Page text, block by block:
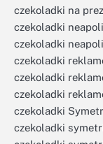
czekoladki na
czekoladki
czekoladki
czekoladki
czekoladki
czekoladki
czekoladki
czekoladki